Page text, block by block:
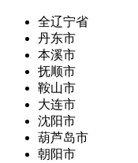
全辽宁省
丹东市
本溪市
抚顺市
鞍山市
大连市
沈阳市
葫芦岛市
朝阳市